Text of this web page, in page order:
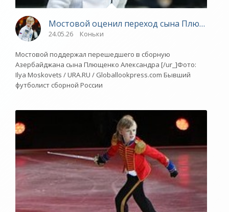
Мостовой оценил переход сына
24.05.26 Коньки
Мостовой поддержал перешедшего в сборную
Азербайджана сына Плющенко Александра [/ur_]Фото:
Ilya Moskovets / URA.RU / Globallookpress.com Бывший
футболист сборной России